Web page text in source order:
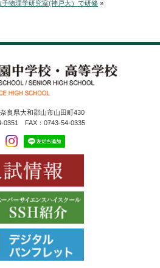
物理学研究室(神戸大）で研修 »
良県大和郡山市山田町430
0351 FAX：0743-54-0335